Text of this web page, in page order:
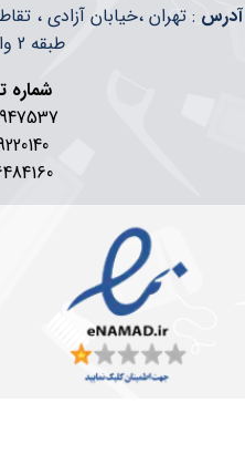
​​آدرس
طبقه 2 واحد 25
شماره